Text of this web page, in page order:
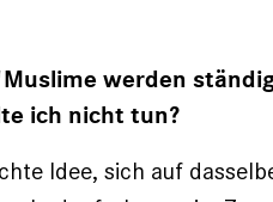
werden
ich nicht tun?
Idee, sich auf